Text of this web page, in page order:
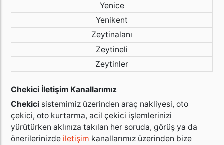
Yenice
Yenikent
Zeytinalanı
Zeytineli
Zeytinler
Chekici İletişim Kanallarımız
Chekici sistemimiz üzerinden araç nakliyesi, oto
çekici, oto kurtarma, acil çekici işlemlerinizi
yürütürken aklınıza takılan her soruda, görüş ya da
önerilerinizde iletişim kanallarımız üzerinden bize